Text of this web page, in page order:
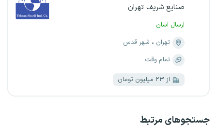
صنایع شریف تهران
ارسال آسان
تهران
شهر قدس
تمام وقت
از ۲۳ میلیون تومان
جستجو‌های مرتبط